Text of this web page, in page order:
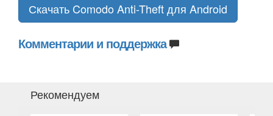
Скачать Comodo Anti-Theft для Android
Комментарии и поддержка
Рекомендуем